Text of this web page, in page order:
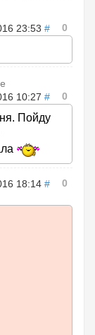
23:53 # 0
10:27 # 0
Пойду
18:14 # 0